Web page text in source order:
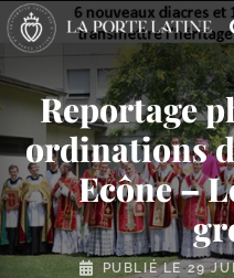
Reportage
ordinations
Ecône –
PUBLIÉ LE29